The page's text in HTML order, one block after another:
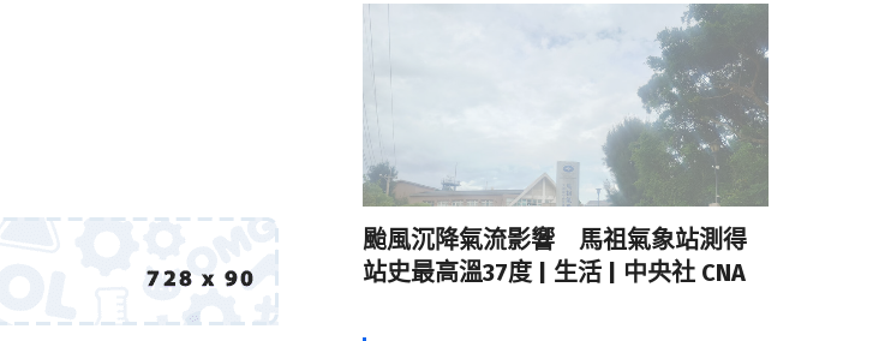
颱風沉降氣流影響 馬祖氣象站測得
站史最高溫37度 | 生活 | 中央社 CNA